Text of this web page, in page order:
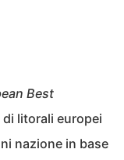
Best
litorali europei
nazione in base